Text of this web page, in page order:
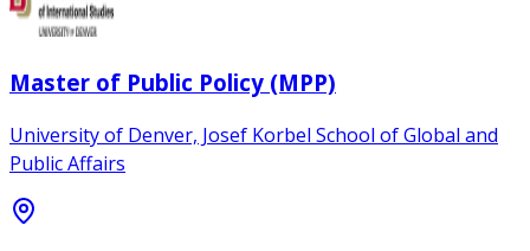
Master of Public Policy (MPP)
University of Denver, Josef Korbel School of Global and
Public Affairs